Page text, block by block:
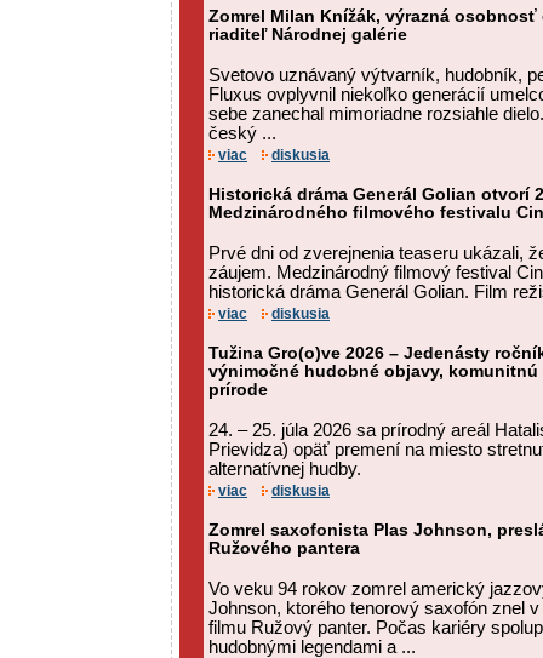
Zomrel Milan Knížák, výrazná
riaditeľ Národnej galérie
Svetovo uznávaný výtvarník, hudobník,
Fluxus ovplyvnil niekoľko generácií
sebe zanechal mimoriadne rozsiahle
český ...
viac diskusia
Historická dráma Generál Golian otvorí
Medzinárodného filmového festivalu
Prvé dni od zverejnenia teaseru ukázali,
záujem. Medzinárodný filmový festival
historická dráma Generál Golian. Film
viac diskusia
Tužina Gro(o)ve 2026 – Jedenásty
výnimočné hudobné objavy, komunitnú
prírode
24. – 25. júla 2026 sa prírodný areál
Prievidza) opäť premení na miesto
alternatívnej hudby.
viac diskusia
Zomrel saxofonista Plas Johnson,
Ružového pantera
Vo veku 94 rokov zomrel americký
Johnson, ktorého tenorový saxofón znel
filmu Ružový panter. Počas kariéry
hudobnými legendami a ...